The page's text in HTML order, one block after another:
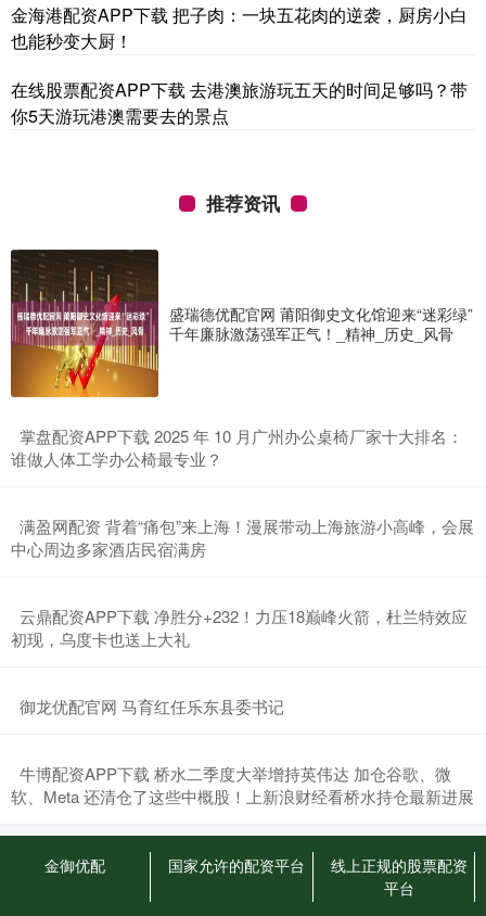
金海港配资APP下载 把子肉：一块五花肉的逆袭，厨房小白
也能秒变大厨！
在线股票配资APP下载 去港澳旅游玩五天的时间足够吗？带
你5天游玩港澳需要去的景点
推荐资讯
盛瑞德优配官网 莆阳御史文化馆迎来“迷彩绿”
千年廉脉激荡强军正气！_精神_历史_风骨
​掌盘配资APP下载 2025 年 10 月广州办公桌椅厂家十大排名：
谁做人体工学办公椅最专业？
​满盈网配资 背着“痛包”来上海！漫展带动上海旅游小高峰，会展
中心周边多家酒店民宿满房
​云鼎配资APP下载 净胜分+232！力压18巅峰火箭，杜兰特效应
初现，乌度卡也送上大礼
​御龙优配官网 马育红任乐东县委书记
​牛博配资APP下载 桥水二季度大举增持英伟达 加仓谷歌、微
软、Meta 还清仓了这些中概股！上新浪财经看桥水持仓最新进展
金御优配 国家允许的配资平台
线上正规的股票配资
平台